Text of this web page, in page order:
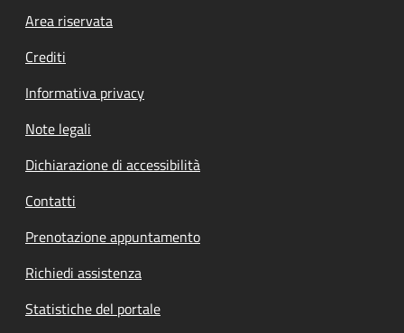
Footer menu
Area riservata
Crediti
Informativa privacy
Note legali
Dichiarazione di accessibilità
Contatti
Prenotazione appuntamento
Richiedi assistenza
Statistiche del portale